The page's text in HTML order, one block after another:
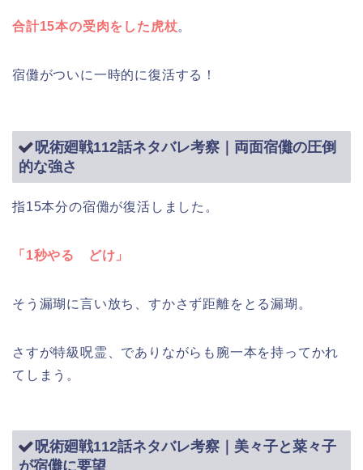
合計15本の受肉をした虎杖。
宿儺がついに一時的に復活する！
呪術廻戦112話ネタバレ考察｜両面宿儺の圧倒
的な強さ
指15本分の宿儺が復活しました。
「1秒やる どけ」
そう漏瑚に言い放ち、すかさず距離をとる漏瑚。
さすが特級呪霊、でありながらも腕一本を持ってかれ
てしまう。
呪術廻戦112話ネタバレ考察｜美々子と菜々子
が宿儺に要望